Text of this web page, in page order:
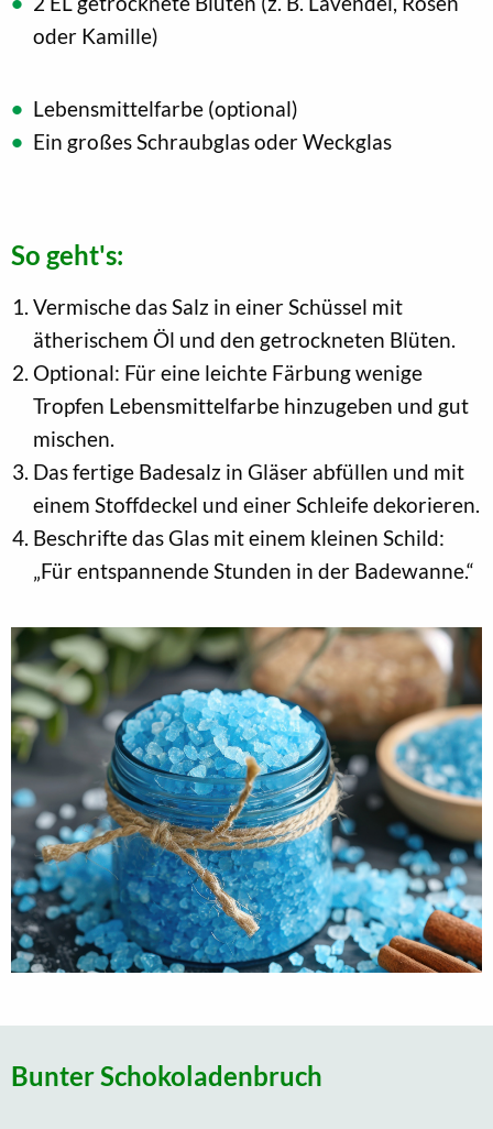
oder Kamille)
Lebensmittelfarbe (optional)
Ein großes Schraubglas oder Weckglas
So geht's:
Vermische das Salz in einer Schüssel mit
ätherischem Öl und den getrockneten Blüten.
Optional: Für eine leichte Färbung wenige
Tropfen Lebensmittelfarbe hinzugeben und gut
mischen.
Das fertige Badesalz in Gläser abfüllen und mit
einem Stoffdeckel und einer Schleife dekorieren.
Beschrifte das Glas mit einem kleinen Schild:
„Für entspannende Stunden in der Badewanne.“
Bunter Schokoladenbruch